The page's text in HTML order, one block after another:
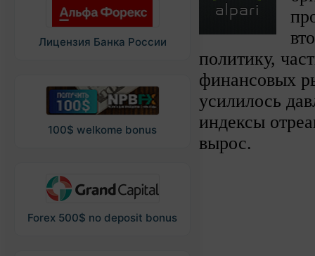
Лицензия Банка России
100$ welkome bonus
Forex 500$ no deposit bonus
политику,
финансовых
усилилось
индексы
вырос.